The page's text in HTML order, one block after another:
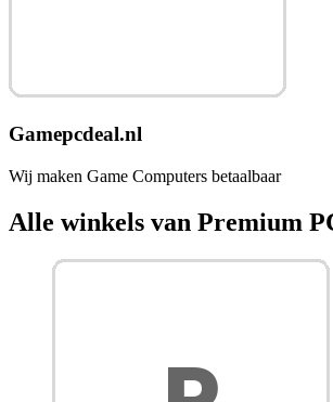
Gamepcdeal.nl
Wij maken Game Computers betaalbaar
Alle winkels van Premium